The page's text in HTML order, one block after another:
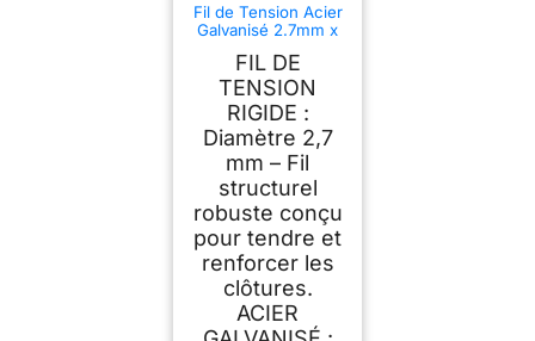
Fil de Tension Acier
Galvanisé 2.7mm x
de clôtures,
grillages, treillage et
usages extérieurs
FIL DE
TENSION
RIGIDE :
Diamètre 2,7
mm – Fil
structurel
robuste conçu
pour tendre et
renforcer les
clôtures.
ACIER